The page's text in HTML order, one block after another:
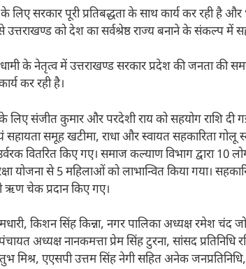
लिए सरकार पूरी प्रतिबद्धता के साथ कार्य कर रही है
से उत्तराखण्ड को देश का सर्वश्रेष्ठ राज्य बनाने के संकल्प में
के नेतृत्व में उत्तराखण्ड सरकार प्रदेश की जनता की
कर रही है।
के लिए संजीत कुमार और परदेशी राय को सहयोग राशि दी
सहायता समूह खटीमा, राधा और स्वायत सहकारिता गोलू
वितरित किए गए। समाज कल्याण विभाग द्वारा 10
योजना से 5 महिलाओं को लाभान्वित किया गया।
ऋण चेक प्रदान किए गए।
किशन सिंह किन्ना, नगर पालिका अध्यक्ष रमेश चंद
अध्यक्ष नानकमत्ता प्रेम सिंह टुरना, सांसद प्रतिनिधि
मिश्र, एएसपी उत्तम सिंह नेगी सहित अनेक जनप्रतिनिधि,